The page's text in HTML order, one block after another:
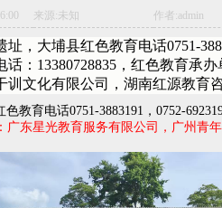
来源:未知 作者:admin
，大埔县红色教育电话0751-
话：13380728835，红色教育承
训文化有限公司，湖南红源教育
教育电话0751-3883191，0752-
广东星光教育服务有限公司，广州青